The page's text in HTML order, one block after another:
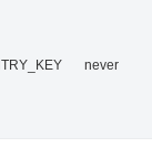
never